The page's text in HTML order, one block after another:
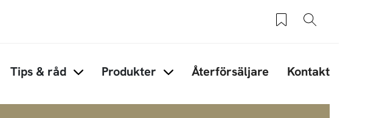
Sparade produkter
Sök
Tips & råd Produkter Återförsäljare Kontakt